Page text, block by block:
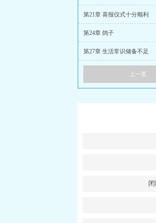
第21章 喜报仪式十分顺利
第24章 鸽子
第27章 生活常识储备不足
上一页